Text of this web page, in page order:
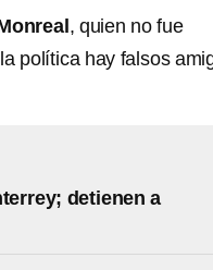
, quien no fue
política hay falsos
detienen a